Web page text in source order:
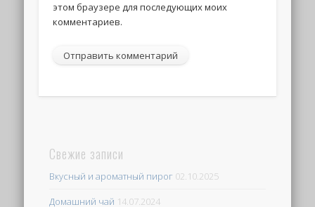
этом браузере для последующих моих
комментариев.
Свежие записи
Вкусный и ароматный пирог 02.10.2025
Домашний чай 14.07.2024